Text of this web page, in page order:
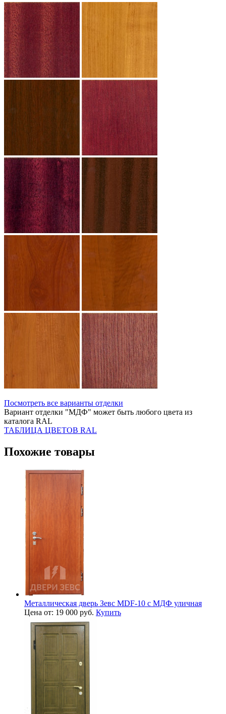
Посмотреть все варианты отделки
Вариант отделки "МДФ" может быть любого цвета из
каталога RAL
ТАБЛИЦА ЦВЕТОВ RAL
Похожие товары
Металлическая дверь Зевс MDF-10 с МДФ уличная
Цена от: 19 000 руб. Купить